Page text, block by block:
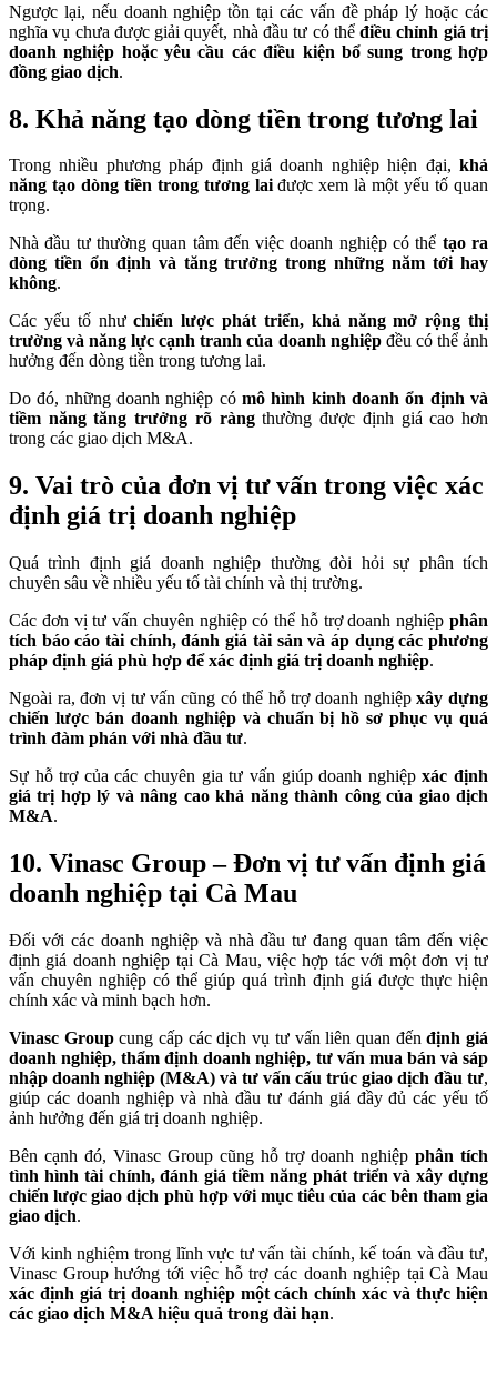
Ngược lại, nếu doanh nghiệp tồn tại các vấn đề pháp lý hoặc các
nghĩa vụ chưa được giải quyết, nhà đầu tư có thểđiều chỉnh giá trị
doanh nghiệp hoặc yêu cầu các điều kiện bổ sung trong hợp
đồng giao dịch.
8. Khả năng tạo dòng tiền trong tương lai
Trong nhiều phương pháp định giá doanh nghiệp hiện đại, khả
năng tạo dòng tiền trong tương laiđược xem là một yếu tố quan
trọng.
Nhà đầu tư thường quan tâm đến việc doanh nghiệp có thể tạo ra
dòng tiền ổn định và tăng trưởng trong những năm tới hay
không.
Các yếu tố nhưchiến lược phát triển, khả năng mở rộng thị
trường và năng lực cạnh tranh của doanh nghiệpđều có thể ảnh
hưởng đến dòng tiền trong tương lai.
Do đó, những doanh nghiệp có mô hình kinh doanh ổn định và
tiềm năng tăng trưởng rõ ràngthường được định giá cao hơn
trong các giao dịch M&A.
9. Vai trò của đơn vị tư vấn trong việc xác
định giá trị doanh nghiệp
Quá trình định giá doanh nghiệp thường đòi hỏi sự phân tích
chuyên sâu về nhiều yếu tố tài chính và thị trường.
Các đơn vị tư vấn chuyên nghiệp có thể hỗ trợ doanh nghiệp phân
tích báo cáo tài chính, đánh giá tài sản và áp dụng các phương
pháp định giá phù hợp để xác định giá trị doanh nghiệp.
Ngoài ra, đơn vị tư vấn cũng có thể hỗ trợ doanh nghiệpxây dựng
chiến lược bán doanh nghiệp và chuẩn bị hồ sơ phục vụ quá
trình đàm phán với nhà đầu tư.
Sự hỗ trợ của các chuyên gia tư vấn giúp doanh nghiệpxác định
giá trị hợp lý và nâng cao khả năng thành công của giao dịch
M&A.
10. Vinasc Group – Đơn vị tư vấn định giá
doanh nghiệp tại Cà Mau
Đối với các doanh nghiệp và nhà đầu tư đang quan tâm đến việc
định giá doanh nghiệp tại Cà Mau, việc hợp tác với một đơn vị tư
vấn chuyên nghiệp có thể giúp quá trình định giá được thực hiện
chính xác và minh bạch hơn.
Vinasc Groupcung cấp các dịch vụ tư vấn liên quan đếnđịnh giá
doanh nghiệp, thẩm định doanh nghiệp, tư vấn mua bán và sáp
nhập doanh nghiệp (M&A) và tư vấn cấu trúc giao dịch đầu tư,
giúp các doanh nghiệp và nhà đầu tư đánh giá đầy đủ các yếu tố
ảnh hưởng đến giá trị doanh nghiệp.
Bên cạnh đó, Vinasc Group cũng hỗ trợ doanh nghiệp phân tích
tình hình tài chính, đánh giá tiềm năng phát triển và xây dựng
chiến lược giao dịch phù hợp với mục tiêu của các bên tham gia
giao dịch.
Với kinh nghiệm trong lĩnh vực tư vấn tài chính, kế toán và đầu tư,
Vinasc Group hướng tới việc hỗ trợ các doanh nghiệp tại Cà Mau
xác định giá trị doanh nghiệp một cách chính xác và thực hiện
các giao dịch M&A hiệu quả trong dài hạn.